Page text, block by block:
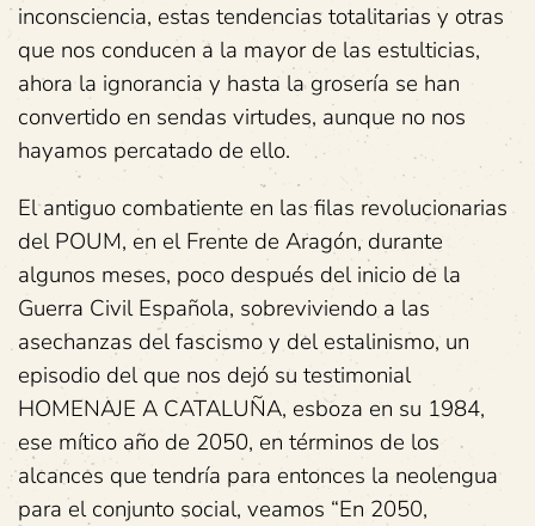
inconsciencia, estas tendencias totalitarias y otras
que nos conducen a la mayor de las estulticias,
ahora la ignorancia y hasta la grosería se han
convertido en sendas virtudes, aunque no nos
hayamos percatado de ello.
El antiguo combatiente en las filas revolucionarias
del POUM, en el Frente de Aragón, durante
algunos meses, poco después del inicio de la
Guerra Civil Española, sobreviviendo a las
asechanzas del fascismo y del estalinismo, un
episodio del que nos dejó su testimonial
HOMENAJE A CATALUÑA, esboza en su 1984,
ese mítico año de 2050, en términos de los
alcances que tendría para entonces la neolengua
para el conjunto social, veamos “En 2050,